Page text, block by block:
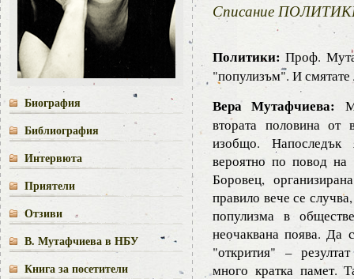
Биография
Библиография
Интервюта
Приятели
Отзиви
В. Мутафчиева в НБУ
Книга за посетители
Списание
Политики: Проф.
"популизъм". И смятате
Вера Мутафчиева:
втората половина
изобщо. Напоследък
вероятно по повод на
Боровец,
правило вече се
популизма в
неочаквана поява. Да
"открития" –
много кратка памет.